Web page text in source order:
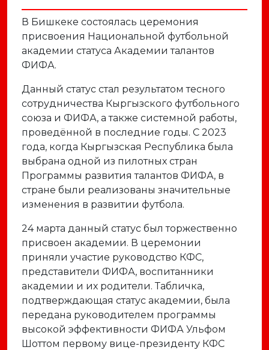
В Бишкеке состоялась церемония
присвоения Национальной футбольной
академии статуса Академииталантов
ФИФА.
Данный статус стал результатомтесного
сотрудничества Кыргызского футбольного
союза и ФИФА, атакже системной работы,
проведённой в последние годы. С 2023
года, когда Кыргызская Республика была
выбрана одной из пилотных стран
Программы развитияталантов ФИФА, в
стране были реализованы значительные
изменения в развитии футбола.
24 марта данный статус былторжественно
присвоен академии. В церемонии
приняли участие руководство КФС,
представители ФИФА, воспитанники
академии и их родители.Табличка,
подтверждающая статус академии, была
передана руководителем программы
высокой эффективности ФИФА Ульфом
Шоттом первому вице-президенту КФС